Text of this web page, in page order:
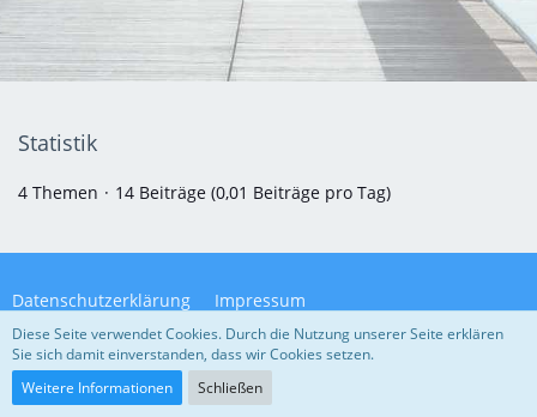
Statistik
4 Themen 14 Beiträge (0,01 Beiträge pro Tag)
Datenschutzerklärung Impressum
Community-Software:
Diese Seite verwendet Cookies. Durch die Nutzung unserer Seite erklären
Sie sich damit einverstanden, dass wir Cookies setzen.
Weitere Informationen
Schließen